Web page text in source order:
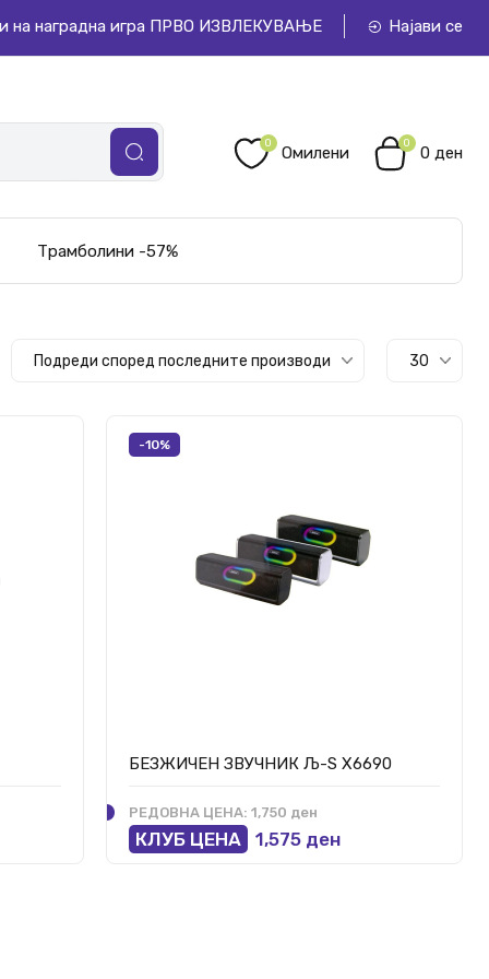
на наградна игра ПРВО ИЗВЛЕКУВАЊЕ Најави се
0
Омилени
0
0 ден
Трамболини -57%
Подреди според последните производи 30
-10%
БЕЗЖИЧЕН ЗВУЧНИК Љ-Ѕ Х6690
РЕДОВНА ЦЕНА: 1,750 ден
КЛУБ ЦЕНА 1,575 ден